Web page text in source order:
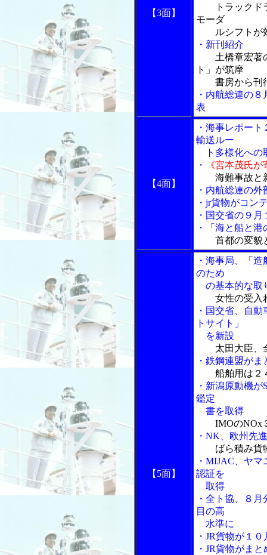
【3面】
トラック
モーダ
ルシフトが
・新刊紹介
土橋章宏
ト」が筑摩
書房から刊
・内航総連の
表
【4面】
・海事レポー
輸送ルー
ト多様化への
・
《宮本茂氏が
海難事故と
・内航総連の
・jr貨物がコン
・国交省の９
・「海と船と
首都の変
【5面】
・海事局、「
のため
の基本的な取
女性の受入
・国交省、自
トサイト」
を新設
太田大臣、
・鉄鋼連盟が
船舶用は２
・新潟原動機
鑑定
書を取得
IMOのNOx
・NK、欧州先
ばら積み貨
・MIJAC、ヤ
認証を
取得
・全ト協、８
目の高
水準に
・JR貨物が１
・JR貨物がま